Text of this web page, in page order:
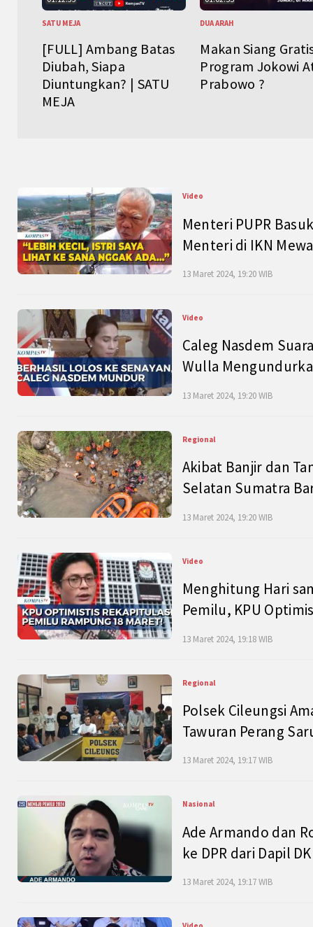
SATU MEJA
[FULL] Ambang Batas
Diubah, Siapa
Diuntungkan? | SATU
MEJA
DUA ARAH
Makan Siang
Program Jokowi
Prabowo ?
Video
Menteri PUPR
Menteri di IKN
13 Maret 2024, 19:20 WIB
Video
Caleg Nasdem
Wulla
13 Maret 2024, 19:20 WIB
Regional
Akibat Banjir dan
Selatan Sumatra
13 Maret 2024, 19:20 WIB
Video
Menghitung Hari
Pemilu, KPU
13 Maret 2024, 19:18 WIB
Regional
Polsek Cileungsi
Tawuran Perang
13 Maret 2024, 19:17 WIB
Nasional
Ade Armando dan
ke DPR dari Dapil
13 Maret 2024, 19:17 WIB